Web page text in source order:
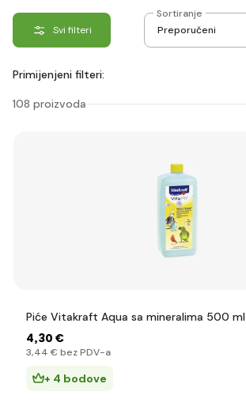
Svi filteri
Sortiranje
Primijenjeni filteri:
108 proizvoda
Piće Vitakraft Aqua sa mineralima 500 ml
4,30 €
3,44 € bez PDV-a
+ 4 bodove